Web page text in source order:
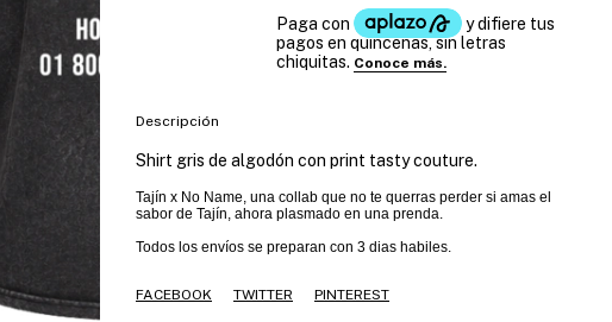
Descripción
Shirt gris de algodón con print tasty couture.
Tajín x No Name, una collab que no te querras perder si amas el
sabor de Tajín, ahora plasmado en una prenda.
Todos los envíos se preparan con 3 dias habiles.
FACEBOOK TWITTER PINTEREST